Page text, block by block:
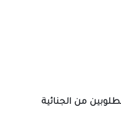
من الجنائية